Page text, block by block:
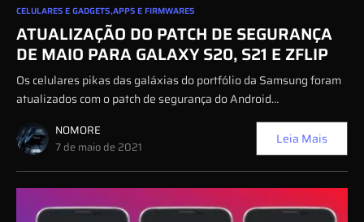
0
CELULARES E GADGETS APPS E FIRMWARES
ATUALIZAÇÃO DO PATCH DE SEGURANÇA
DE MAIO PARA GALAXY S20, S21 E ZFLIP
Os celulares pikas das galáxias do portfólio da Samsung foram
atualizados com o patch de segurança do Android…
NOMORE
7 de maio de 2021
Leia Mais